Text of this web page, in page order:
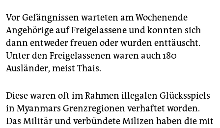
Vor Gefängnissen warteten am Wochenende
Angehörige auf Freigelassene und konnten sich
dann entweder freuen oder wurden enttäuscht.
Unter den Freigelassenen waren auch 180
Ausländer, meist Thais.
Diese waren oft im Rahmen illegalen Glücksspiels
in Myanmars Grenzregionen verhaftet worden.
Das Militär und verbündete Milizen haben die mit